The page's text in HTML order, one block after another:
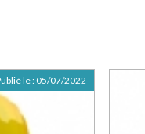
le : 05/07/2022